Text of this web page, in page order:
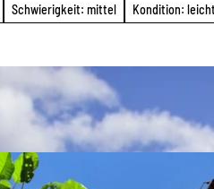
Schwierigkeit: mittel Kondition: leicht